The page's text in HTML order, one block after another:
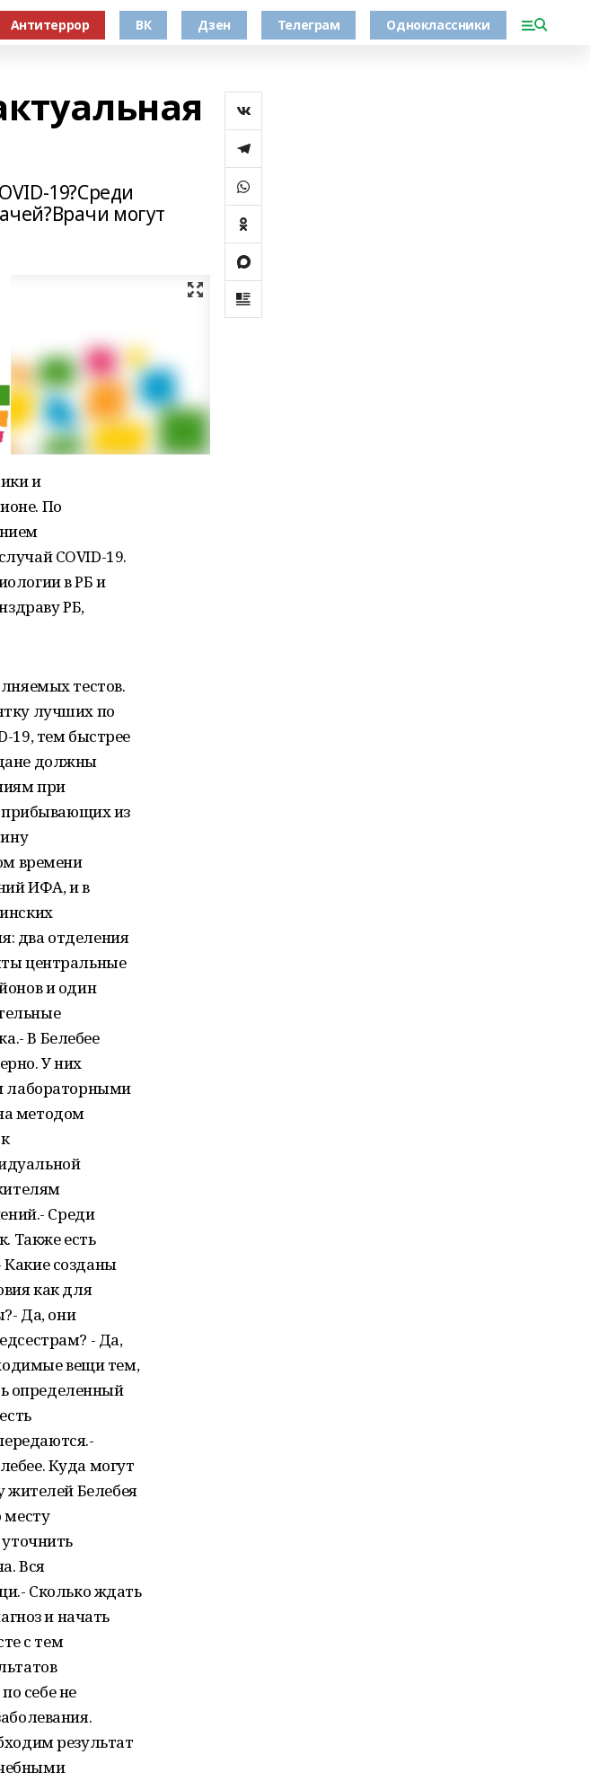
Антитеррор ВК Дзен Телеграм Одноклассники
19?Среди
могут
и
По
COVID-19.
в РБ и
РБ,
тестов.
лучших по
19, тем быстрее
должны
при
прибывающих из
времени
ИФА, и в
два отделения
центральные
и один
В Белебее
У них
лабораторными
методом
Среди
Также есть
созданы
как для
Да, они
- Да,
вещи тем,
определенный
Куда могут
жителей Белебея
месту
Вся
Сколько ждать
и начать
с тем
себе не
результат